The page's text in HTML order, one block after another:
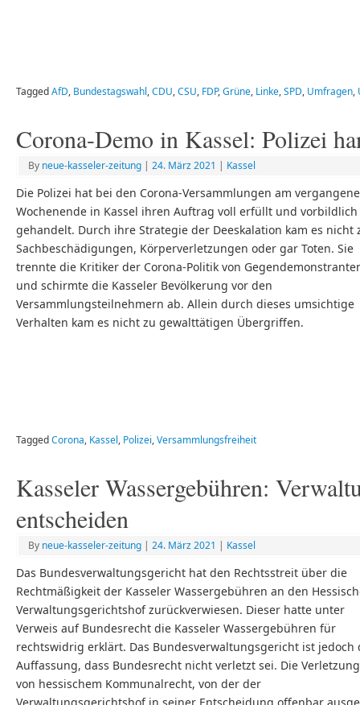
TaggedAfD, Bundestagswahl,CDU,CSU, FDP,Grüne, Linke,SPD, Umfragen,
Corona-Demo in Kassel: Polizei
By neue-kasseler-zeitung | 24. März 2021 | Kassel
Die Polizei hat bei den Corona-Versammlungen am
Wochenende in Kassel ihren Auftrag voll erfüllt und vorbildlich
gehandelt. Durch ihre Strategie der Deeskalation kam es nicht
Sachbeschädigungen, Körperverletzungen oder gar Toten. Sie
trennte die Kritiker der Corona-Politik von
und schirmte die Kasseler Bevölkerung vor den
Versammlungsteilnehmern ab. Allein durch dieses umsichtige
Verhalten kam es nicht zu gewalttätigen Übergriffen.
TaggedCorona, Kassel, Polizei,Versammlungsfreiheit
Kasseler Wassergebühren:
entscheiden
By neue-kasseler-zeitung | 24. März 2021 | Kassel
Das Bundesverwaltungsgericht hat den Rechtsstreit über die
Rechtmäßigkeit der Kasseler Wassergebühren an den
Verwaltungsgerichtshof zurückverwiesen. Dieser hatte unter
Verweis auf Bundesrecht die Kasseler Wassergebühren für
rechtswidrig erklärt. Das Bundesverwaltungsgericht ist jedoch
Auffassung, dass Bundesrecht nicht verletzt sei. Die Verletzung
von hessischem Kommunalrecht, von der der
Verwaltungsgerichtshof in seiner Entscheidung offenbar